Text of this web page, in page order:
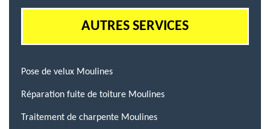
AUTRES SERVICES
Pose de velux Moulines
Réparation fuite de toiture Moulines
Traitement de charpente Moulines